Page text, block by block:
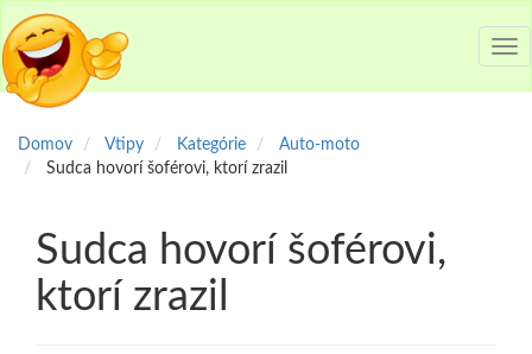
Domov Vtipy Kategórie
Auto-moto
Sudca hovorí šoférovi, ktorí zrazil
Sudca hovorí šoférovi,
ktorí zrazil